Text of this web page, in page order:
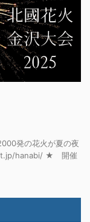
発の花火が夏の夜
hanabi/ ★ 開催